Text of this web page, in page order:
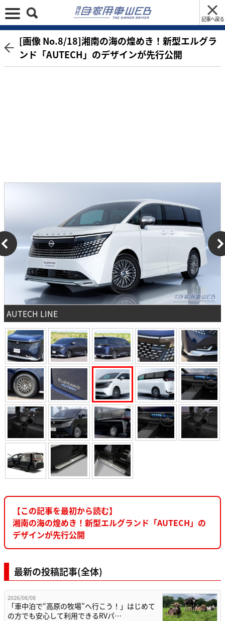
記事へ戻る
[画像 No.8/18]湘南の海の煌めき！新型エルグラ
ンド「AUTECH」のデザインが先行公開
AUTECH LINE
【この記事を最初から読む】
湘南の海の煌めき！新型エルグランド「AUTECH」の
デザインが先行公開
最新の投稿記事(全体)
2026/08/08
「車中泊で“高原の牧場”へ行こう！」はじめて
の方でも安心して利用できるRVパ…